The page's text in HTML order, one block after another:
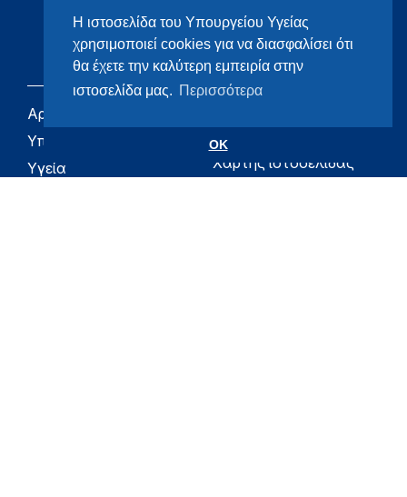
Η ιστοσελίδα του Υπουργείου Υγείας
χρησιμοποιεί cookies για να διασφαλίσει ότι
θα έχετε την καλύτερη εμπειρία στην
ιστοσελίδα μας. Περισσότερα
OK
Αρχική
Υπουργείο
Υγεία
Υγεία
Χάρτης ιστοσελίδας